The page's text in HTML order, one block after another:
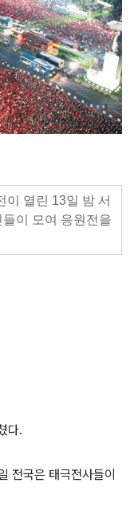
이 열린 13일 밤 서
이 모여 응원전을
다.
전국은 태극전사들이